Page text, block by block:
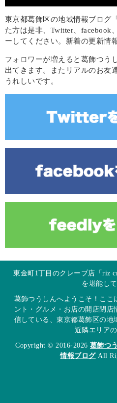
東京都葛飾区の地域情報ブログ
た方は是非、Twitter、facebook
ーしてください。新着の更新情
フォロワーが増えると葛飾つう
出てきます。またリアルのお友
うれしいです。
東金町1丁目のクレープ店「riz
を堪能し
葛飾つうしんへようこそ！ここ
ント・グルメ・お店の開店閉
信している、東京都葛飾区の地
近隣エリア
Copyright © 2016-2026 葛飾つ
情報ブログAll